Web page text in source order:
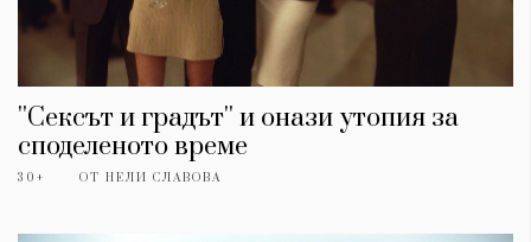
''Сексът и градът'' и онази утопия за
споделеното време
30+ ОТ НЕЛИ СЛАВОВА